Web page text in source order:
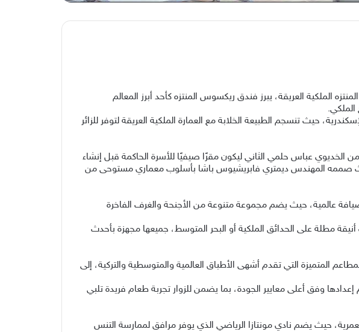
الملكية العريقة، يبرز فندق ريكسوس المنتزه كأحد أبرز المعالم
الملكي.
حيث تنسجم الطبيعة الخلابة مع العمارة الملكية العريقة لتوفر للزائر
ريكسوس المنتزه تميزه من احتضانه لقصر السلاملك التاريخي، الذي شُيد عام 1892 بأمر من الخديوي عباس حلمي الثاني ليكون مقرًا صيفيًا للأسرة الحاكمة قبل إنشاء
صممه المهندس ديمتري فابريشيوس باشا بأسلوب معماري مستوحى من
عالمية، حيث يضم مجموعة متنوعة من الأجنحة والغرف الفاخرة
مطلة على الحدائق الملكية أو البحر المتوسط، جميعها مجهزة بأحدث
المتميزة التي تقدم أشهى الأطباق العالمية والمتوسطية والتركية، إلى
وفق أعلى معايير الجودة، بما يضمن للزوار تجربة طعام فريدة تلبي
حيث يضم نادي مونتازا الرياضي الذي يوفر مرافق لممارسة التنس